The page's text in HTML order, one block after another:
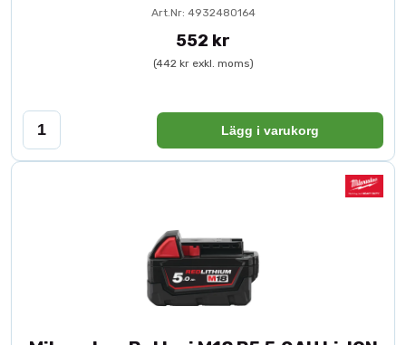
Art.Nr: 4932480164
552 kr
(442 kr exkl. moms)
Lägg i varukorg